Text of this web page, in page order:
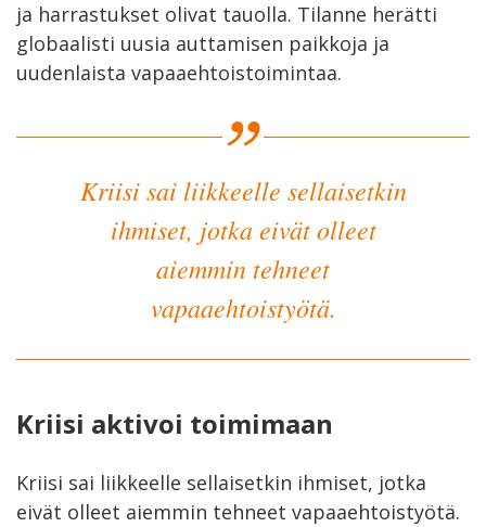
ja harrastukset olivat tauolla. Tilanne herätti
globaalisti uusia auttamisen paikkoja ja
uudenlaista vapaaehtoistoimintaa.
Kriisi sai liikkeelle sellaisetkin
ihmiset, jotka eivät olleet
aiemmin tehneet
vapaaehtoistyötä.
Kriisi aktivoi toimimaan
Kriisi sai liikkeelle sellaisetkin ihmiset, jotka
eivät olleet aiemmin tehneet vapaaehtoistyötä.